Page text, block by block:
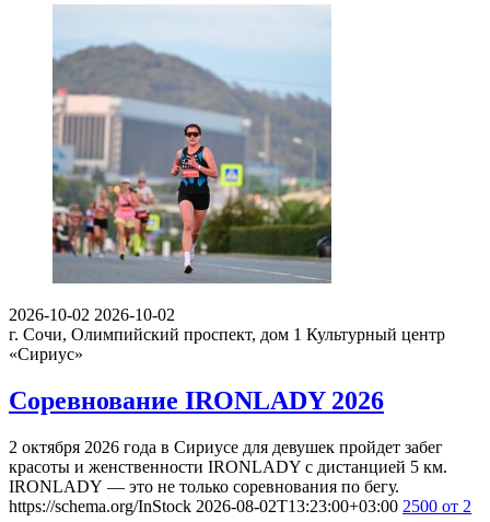
2026-10-02 2026-10-02
г. Сочи, Олимпийский проспект, дом 1 Культурный центр
«Сириус»
Соревнование IRONLADY 2026
2 октября 2026 года в Сириусе для девушек пройдет забег
красоты и женственности IRONLADY с дистанцией 5 км.
IRONLADY — это не только соревнования по бегу.
https://schema.org/InStock 2026-08-02T13:23:00+03:00 2500 от 2